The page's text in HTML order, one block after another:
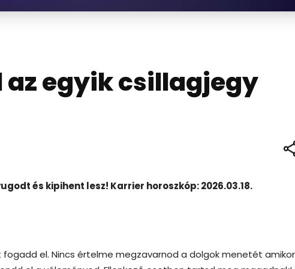
az egyik csillagjegy
és kipihent lesz! Karrier horoszkóp: 2026.03.18.
el. Nincs értelme megzavarnod a dolgok menetét